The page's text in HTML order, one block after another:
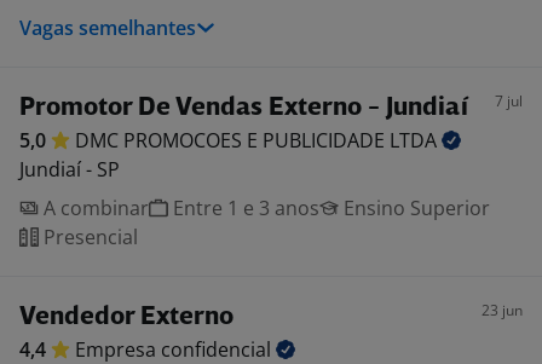
Vagas semelhantes
Promotor De Vendas Externo - Jundiaí 7 jul
5,0 DMC PROMOCOES E PUBLICIDADE LTDA
Jundiaí - SP
A combinar
Entre 1 e 3 anos
Ensino Superior
Presencial
Vendedor Externo 23 jun
4,4 Empresa confidencial